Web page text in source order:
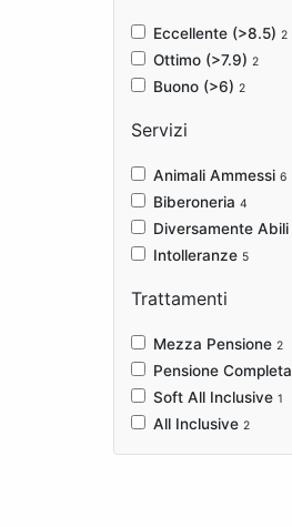
Eccellente (>8.5) 2
Ottimo (>7.9) 2
Buono (>6) 2
Servizi
Animali Ammessi 6
Biberoneria 4
Diversamente Abili
Intolleranze 5
Trattamenti
Mezza Pensione 2
Pensione Completa
Soft All Inclusive 1
All Inclusive 2